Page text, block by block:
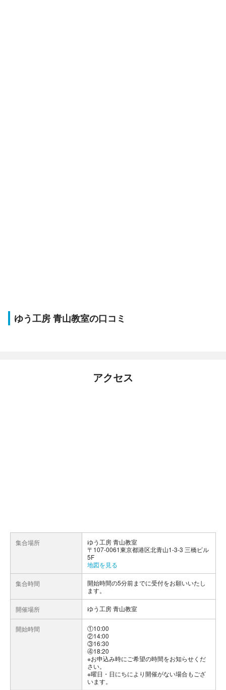
ゆう工房 青山教室の口コミ
アクセス
集合場所
ゆう工房 青山教室
〒107-0061東京都港区北青山1-3-3 三橋ビル
5F
地図を見る
集合時間
開始時間の5分前までに受付をお願いいたし
ます。
開催場所 ゆう工房 青山教室
開始時間
①10:00
②14:00
③16:30
④18:20
※お申込み時にご希望の時間をお知らせくだ
さい。
※曜日・日にちにより開催がない場合もござ
います。